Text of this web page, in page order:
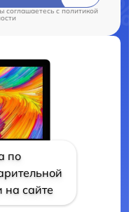
соглашаетесь cполитикой
по
на сайте